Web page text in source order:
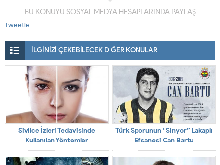
BU KONUYU SOSYAL MEDYA HESAPLARINDA PAYLAŞ
Tweetle
İLGİNİZİ ÇEKEBİLECEK DİĞER KONULAR
Sivilce İzleri Tedavisinde
Kullanılan Yöntemler
Türk Sporunun “Sinyor” Lakaplı
Efsanesi Can Bartu